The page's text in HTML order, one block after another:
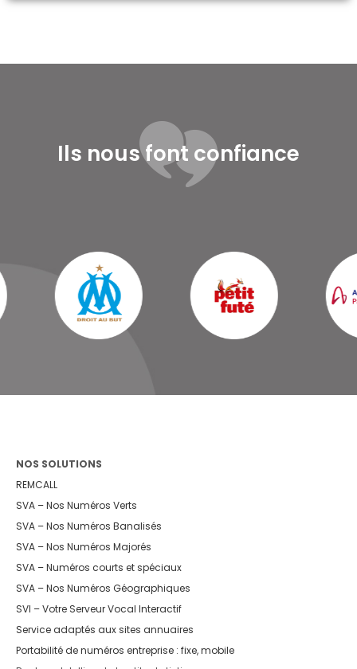
Ils nous font confiance
NOS SOLUTIONS
REMCALL
SVA – Nos Numéros Verts
SVA – Nos Numéros Banalisés
SVA – Nos Numéros Majorés
SVA – Numéros courts et spéciaux
SVA – Nos Numéros Géographiques
SVI – Votre Serveur Vocal Interactif
Service adaptés aux sites annuaires
Portabilité de numéros entreprise : fixe, mobile